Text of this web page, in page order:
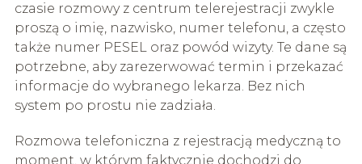
czasie rozmowy z centrum telerejestracji zwykle
proszą o imię, nazwisko, numer telefonu, a często
także numer PESEL oraz powód wizyty. Te dane są
potrzebne, aby zarezerwować termin i przekazać
informacje do wybranego lekarza. Bez nich
system po prostu nie zadziała.
Rozmowa telefoniczna z rejestracją medyczną to
moment, w którym faktycznie dochodzi do